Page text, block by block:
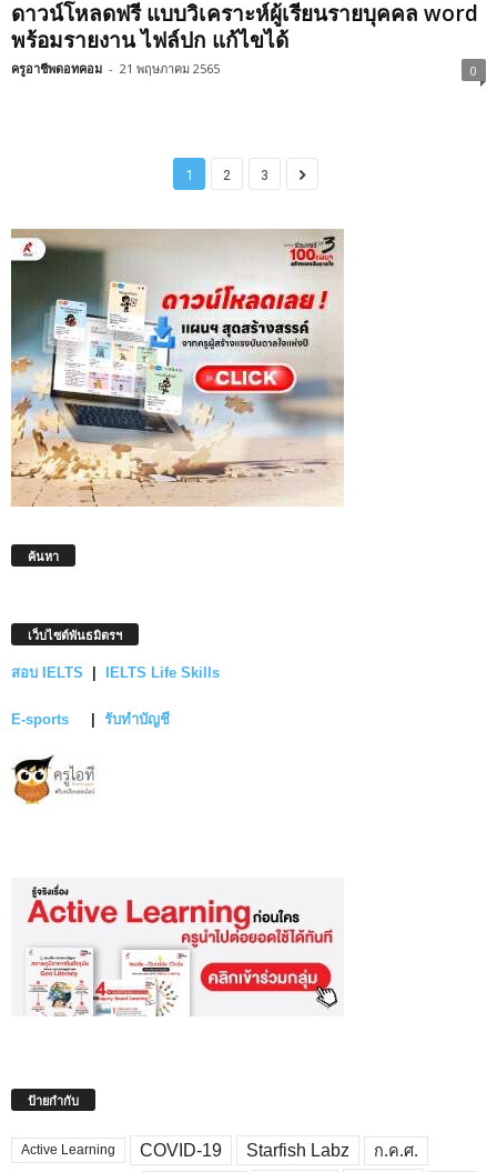
ดาวน์โหลดฟรี แบบวิเคราะห์ผู้เรียนรายบุคคล word
พร้อมรายงาน ไฟล์ปก แก้ไขได้
ครูอาชีพดอทคอม - 21 พฤษภาคม 2565 0
1 2 3
ค้นหา
เว็บไซต์พันธมิตรฯ
สอบ IELTS | IELTS Life Skills
E-sports | รับทำบัญชี
ป้ายกำกับ
Active Learning COVID-19 Starfish Labz ก.ค.ศ.